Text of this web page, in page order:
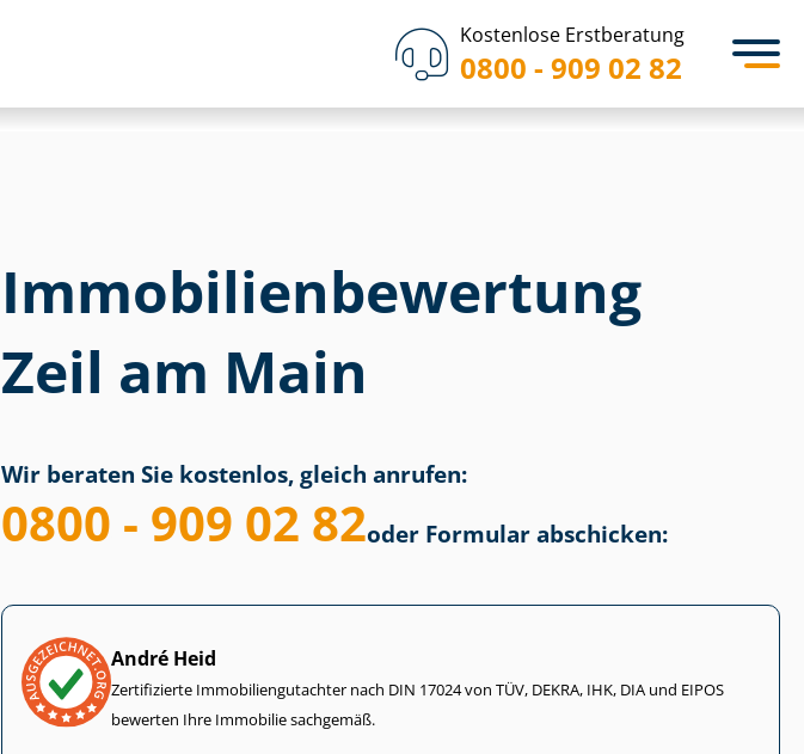
Kostenlose Erstberatung
0800 - 909 02 82
Immobilien­bewertung
Zeil am Main
Wir beraten Sie kostenlos, gleich anrufen:
0800 - 909 02 82oder Formular abschicken:
André Heid
Zertifizierte Im­mo­bi­li­en­gut­ach­ter nach DIN 17024 von TÜV, DEKRA, IHK, DIA und EIPOS
bewerten Ihre Immobilie sachgemäß.